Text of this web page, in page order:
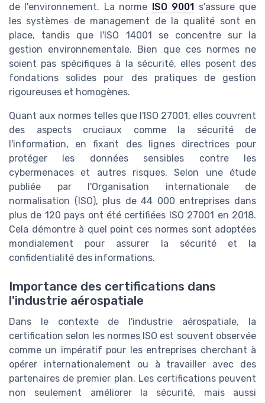
de l'environnement. La norme ISO 9001 s'assure que
les systèmes de management de la qualité sont en
place, tandis que l'ISO 14001 se concentre sur la
gestion environnementale. Bien que ces normes ne
soient pas spécifiques à la sécurité, elles posent des
fondations solides pour des pratiques de gestion
rigoureuses et homogènes.
Quant aux normes telles que l'ISO 27001, elles couvrent
des aspects cruciaux comme la sécurité de
l'information, en fixant des lignes directrices pour
protéger les données sensibles contre les
cybermenaces et autres risques. Selon une étude
publiée par l'Organisation internationale de
normalisation (ISO), plus de 44 000 entreprises dans
plus de 120 pays ont été certifiées ISO 27001 en 2018.
Cela démontre à quel point ces normes sont adoptées
mondialement pour assurer la sécurité et la
confidentialité des informations.
Importance des certifications dans
l'industrie aérospatiale
Dans le contexte de l'industrie aérospatiale, la
certification selon les normes ISO est souvent observée
comme un impératif pour les entreprises cherchant à
opérer internationalement ou à travailler avec des
partenaires de premier plan. Les certifications peuvent
non seulement améliorer la sécurité, mais aussi